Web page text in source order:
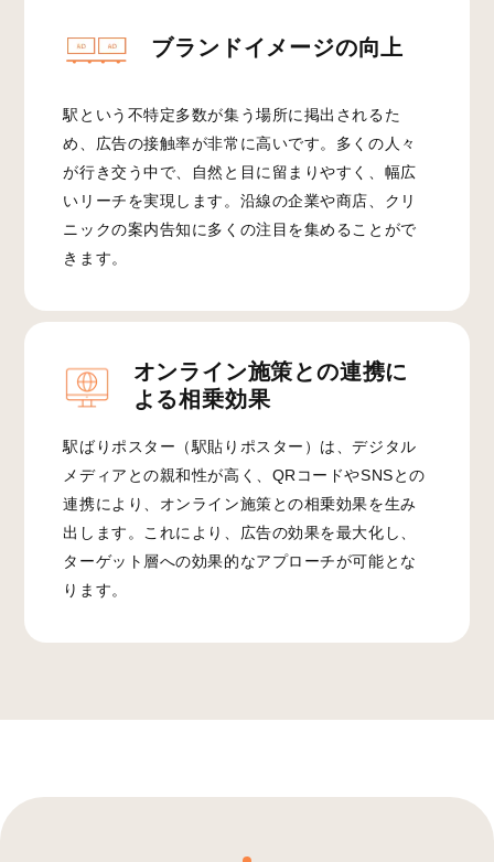
ブランドイメージの向上
駅という不特定多数が集う場所に掲出されるた
め、広告の接触率が非常に高いです。多くの人々
が行き交う中で、自然と目に留まりやすく、幅広
いリーチを実現します。沿線の企業や商店、クリ
ニックの案内告知に多くの注目を集めることがで
きます。
オンライン施策との連携に
よる相乗効果
駅ばりポスター（駅貼りポスター）は、デジタル
メディアとの親和性が高く、QRコードやSNSとの
連携により、オンライン施策との相乗効果を生み
出します。これにより、広告の効果を最大化し、
ターゲット層への効果的なアプローチが可能とな
ります。